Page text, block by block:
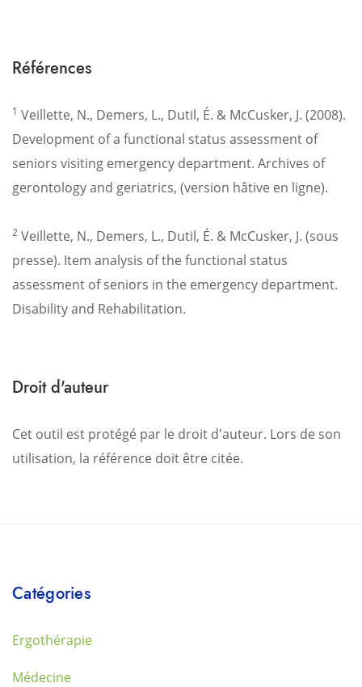
Références
1 Veillette, N., Demers, L., Dutil, É. & McCusker, J. (2008).
Development of a functional status assessment of
seniors visiting emergency department. Archives of
gerontology and geriatrics, (version hâtive en ligne).
2 Veillette, N., Demers, L., Dutil, É. & McCusker, J. (sous
presse). Item analysis of the functional status
assessment of seniors in the emergency department.
Disability and Rehabilitation.
Droit d'auteur
Cet outil est protégé par le droit d'auteur. Lors de son
utilisation, la référence doit être citée.
Catégories
Ergothérapie
Médecine